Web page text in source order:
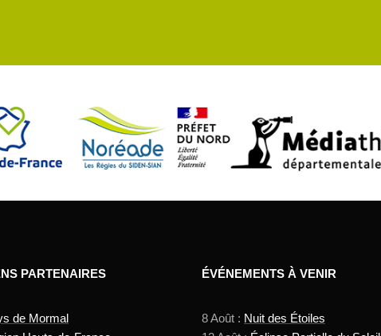
PARTENAIRES
de Mormal
ÉVÉNEMENTS À VENIR
8 Août : Nuit des Étoiles